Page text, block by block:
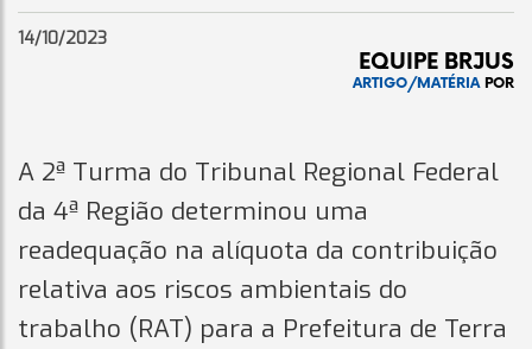
14/10/2023
EQUIPE BRJUS
ARTIGO/MATÉRIAPOR
A 2ª Turma do Tribunal Regional Federal
da 4ª Região determinou uma
readequação na alíquota da contribuição
relativa aos riscos ambientais do
trabalho (RAT) para a Prefeitura de Terra